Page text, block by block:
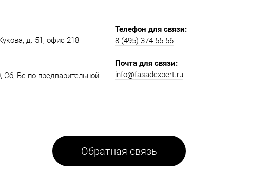
Сб, Вс по предварительной
д. 51, офис 218​​
Телефон для связи:
8 (495) 374-55-56​
Почта для связи:
info@fasadexpert.ru
Обратная связь